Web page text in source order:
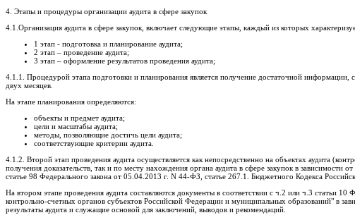
4. Этапы и процедуры организации аудита в сфере закупок
4.1.Организация аудита в сфере закупок, включает следующие этапы, каждый из которых
1 этап - подготовка и планирование аудита;
2 этап – проведение аудита;
3 этап – оформление результатов проведения аудита;
4.1.1. Процедурой этапа подготовки и планирования является получение достаточной информации,
двух месяцев.
На этапе планирования определяются:
объекты и предмет аудита;
цели и масштабы аудита;
методы, позволяющие достичь цели аудита;
соответствующие критерии аудита.
4.1.2. Второй этап проведения аудита осуществляется как непосредственно на объектах аудита
получения доказательств, так и по месту нахождения органа аудита в сфере закупок в
статье 98 Федерального закона от 05.04.2013 г. N 44-ФЗ, статье 267.1. Бюджетного Кодекса
На втором этапе проведения аудита составляются документы в соответствии с ч.2 или ч.3 статьи
контрольно-счетных органов субъектов Российской Федерации и муниципальных образований" в
результаты аудита и служащие основой для заключений, выводов и рекомендаций.